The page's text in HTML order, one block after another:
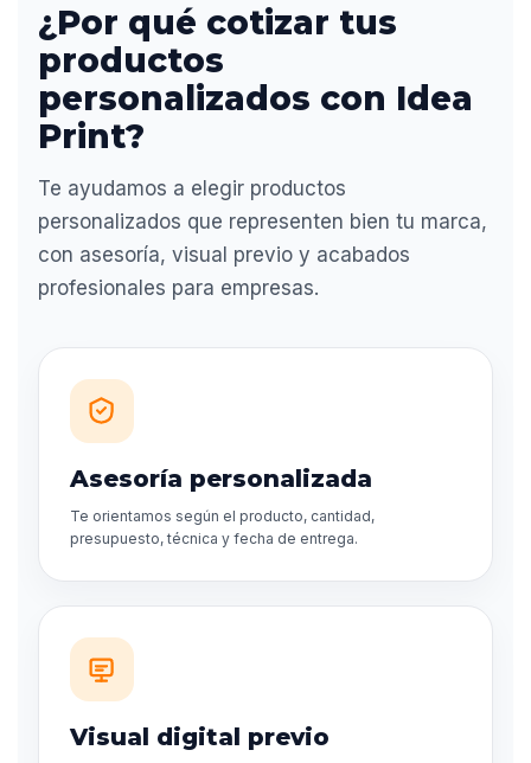
¿Por qué cotizar tus
productos
personalizados con Idea
Print?
Te ayudamos a elegir productos
personalizados que representen bien tu marca,
con asesoría, visual previo y acabados
profesionales para empresas.
Asesoría personalizada
Te orientamos según el producto, cantidad,
presupuesto, técnica y fecha de entrega.
Visual digital previo